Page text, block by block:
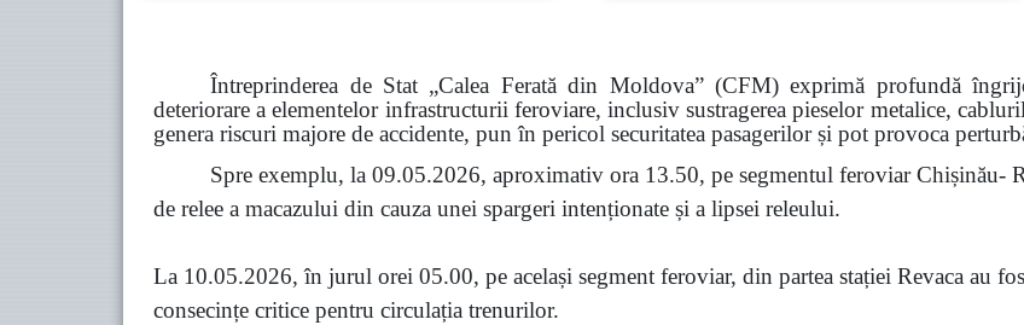
Întreprinderea de Stat „Calea Ferată din Moldova” (CFM) exprimă profundă
deteriorare a elementelor infrastructurii feroviare, inclusiv sustragerea pieselor metalice,
genera riscuri majore de accidente, pun în pericol securitatea pasagerilor și pot provoca
Spre exemplu, la 09.05.2026, aproximativ ora 13.50, pe segmentul feroviar Chișinău-
de relee a macazului din cauza unei spargeri intenționate și a lipsei releului.
La 10.05.2026, în jurul orei 05.00, pe același segment feroviar, din partea stației Revaca au
consecințe critice pentru circulația trenurilor.